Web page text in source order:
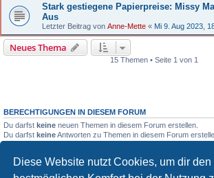
Diese Website nutzt Cookies, um dir den
Stark gestiegene Papierpreise: Missy
Aus
Letzter Beitrag von Anne-Mette « Mi 9. Aug 2023,
Neues Thema
15 Themen • Seite 1 von 1
BERECHTIGUNGEN IN DIESEM FORUM
Du darfst keine neuen Themen in diesem Forum erstellen.
Du darfst keineAntworten zu Themen in diesem Forum
Du darfstkeineDateianhänge in diesem Forum erstellen.